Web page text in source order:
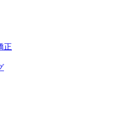
正